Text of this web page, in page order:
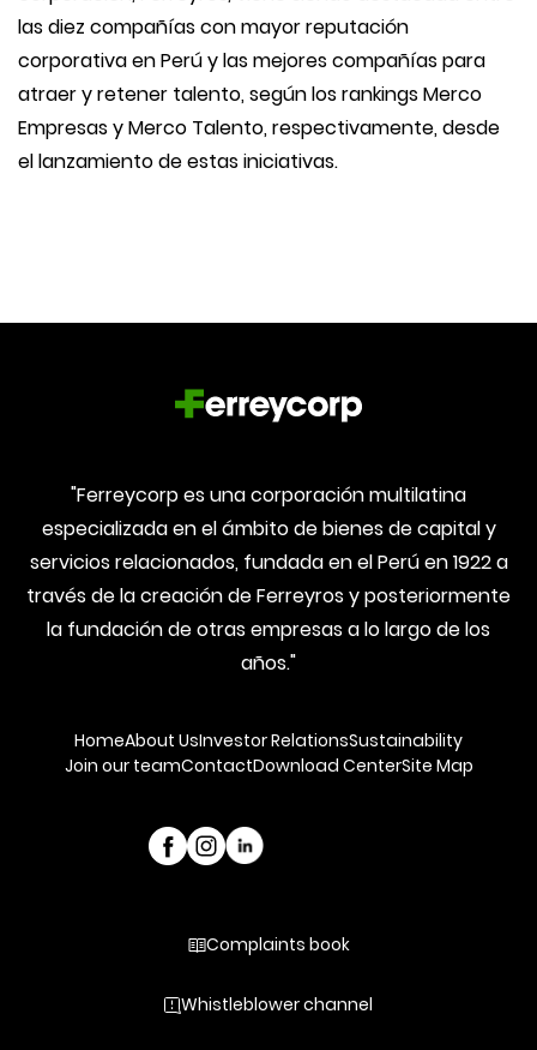
las diez compañías con mayor reputación
corporativa en Perú y las mejores compañías para
atraer y retener talento, según los rankings Merco
Empresas y Merco Talento, respectivamente, desde
el lanzamiento de estas iniciativas.
"Ferreycorp es una corporación multilatina
especializada en el ámbito de bienes de capital y
servicios relacionados, fundada en el Perú en 1922 a
través de la creación de Ferreyros y posteriormente
la fundación de otras empresas a lo largo de los
años."
HomeAbout UsInvestor RelationsSustainability
Join our teamContactDownload CenterSite Map
Complaints book
Whistleblower channel